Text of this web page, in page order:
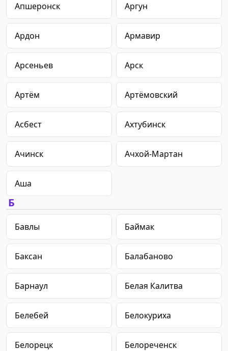
Апшеронск Аргун
Ардон Армавир
Арсеньев Арск
Артём Артёмовский
Асбест Ахтубинск
Ачинск Ачхой-Мартан
Аша
Б
Бавлы Баймак
Баксан Балабаново
Барнаул Белая Калитва
Белебей Белокуриха
Белорецк Белореченск